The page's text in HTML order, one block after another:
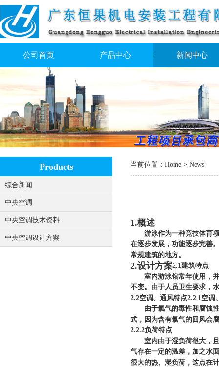
公司首页 产品中心 新闻中心
Products
综合新闻
中央空调
中央空调技术资料
中央空调设计方案
当前位置： Home > News
1.概述
游泳作为一种竞技体育项
在逐步发展，功能逐步完善
常规建筑的地方。
2.设计方案2.1建筑特点
室内游泳馆常年使用，并
不变。由于人员卫生要求，
2.2空调、通风特点2.2.1空调
由于氯气的毒性和腐蚀性
式，因为含有氯气的回风会
2.2.2负荷特点
室内由于湿负荷很大，且
气存在一定的温差，加之水
很大的热、湿负荷，这点在